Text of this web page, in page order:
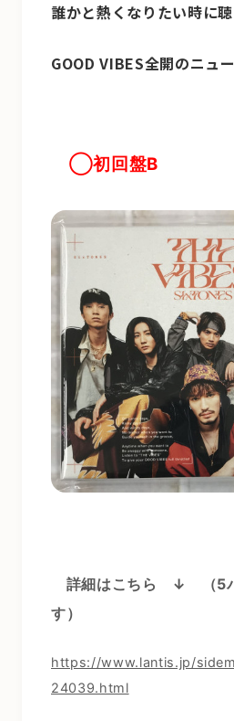
誰かと熱くなりたい時に
GOOD VIBES全開のニュ
◯初回盤B
詳細はこちら ↓
（
す）
https://www.lantis.jp/
24039.html